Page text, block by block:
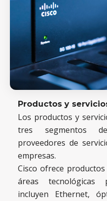
Productos y
Los productos y
tres segmentos
proveedores de
empresas.
Cisco ofrece
áreas tecnológicas
incluyen Ethernet,